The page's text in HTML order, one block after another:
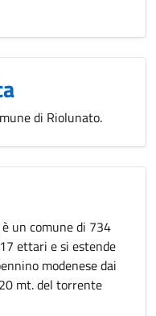
di Riolunato.
un comune di 734
ettari e si estende
modenese dai
mt. del torrente